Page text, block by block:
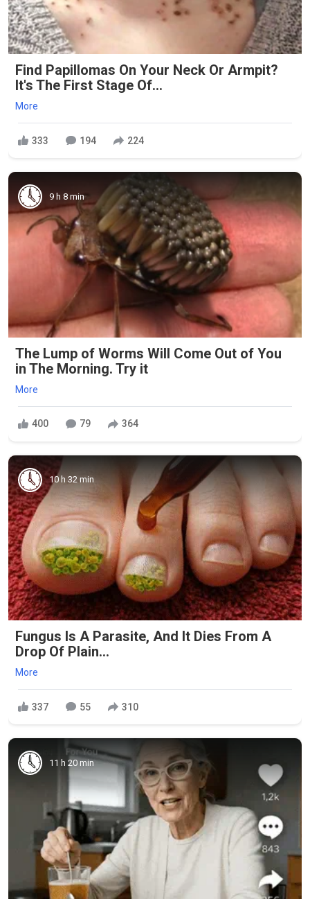
Find Papillomas On Your Neck Or Armpit?
It's The First Stage Of...
More
333 194 224
9 h 8 min
The Lump of Worms Will Come Out of You
in The Morning. Try it
More
400 79 364
10 h 32 min
Fungus Is A Parasite, And It Dies From A
Drop Of Plain...
More
337 55 310
11 h 20 min